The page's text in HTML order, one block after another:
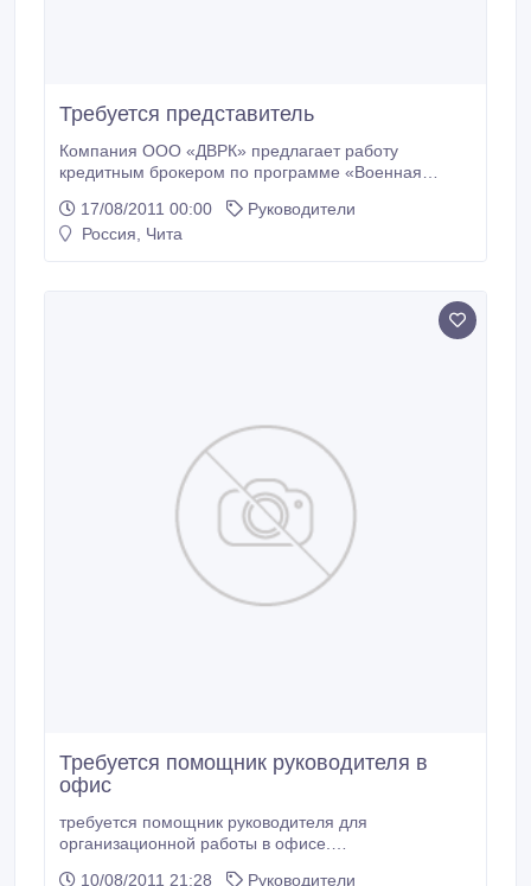
Требуется представитель
Компания ООО «ДВРК» предлагает работу
кредитным брокером по программе «Военная
Функции: - привлечение клиентов; - консультация; -
заключение договоров; - сбор и проверка
17/08/2011 00:00
Руководители
Россия, Чита
Требуется помощник руководителя в
офис
требуется помощник руководителя для
организационной работы в офисе.
10/08/2011 21:28
Руководители